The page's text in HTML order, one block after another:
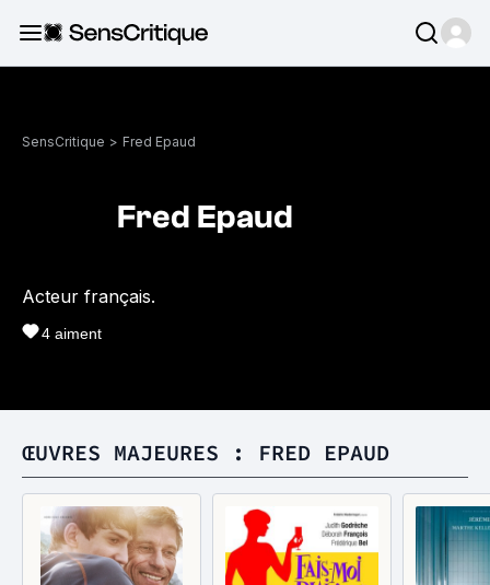
SensCritique > Fred Epaud
Fred Epaud
Acteur français.
4 aiment
ŒUVRES MAJEURES : FRED EPAUD